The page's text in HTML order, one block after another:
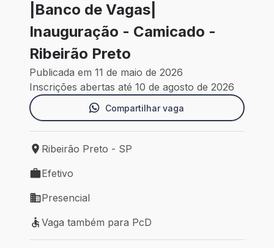
|Banco de Vagas|
Inauguração - Camicado -
Ribeirão Preto
Publicada em 11 de maio de 2026
Inscrições abertas até 10 de agosto de 2026
Compartilhar vaga
Local de trabalho: Ribeirão Preto - SP
Ribeirão Preto - SP
Tipo de vaga: Efetivo
Efetivo
Modelo de trabalho: Presencial
Presencial
Vaga também para PcD
Vaga também para PcD